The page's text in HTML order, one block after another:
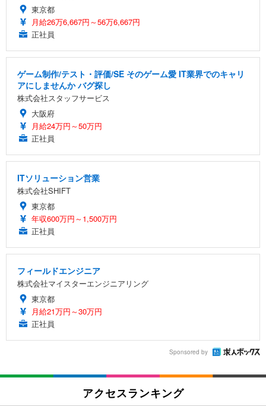
東京都
月給26万6,667円～56万6,667円
正社員
ゲーム制作/テスト・評価/SE そのゲーム愛 IT業界でのキャリ
アにしませんか バグ探し
株式会社スタッフサービス
大阪府
月給24万円～50万円
正社員
ITソリューション営業
株式会社SHIFT
東京都
年収600万円～1,500万円
正社員
フィールドエンジニア
株式会社マイスターエンジニアリング
東京都
月給21万円～30万円
正社員
Sponsored by
アクセスランキング